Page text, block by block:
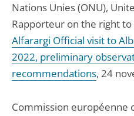
Nations Unies (ONU),
Rapporteur on the right
Alfarargi Official visit to
2022, preliminary
recommendations, 24
Commission européenne